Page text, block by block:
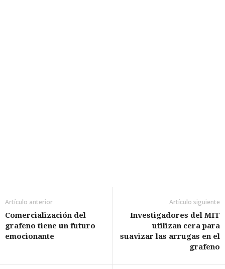
Artículo anterior
Comercialización del
grafeno tiene un futuro
emocionante
Artículo siguiente
Investigadores del MIT
utilizan cera para
suavizar las arrugas en el
grafeno